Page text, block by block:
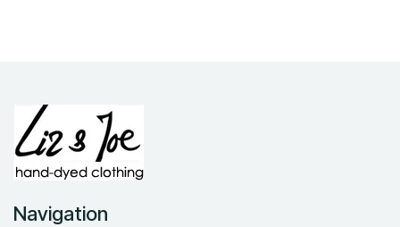
Navigation